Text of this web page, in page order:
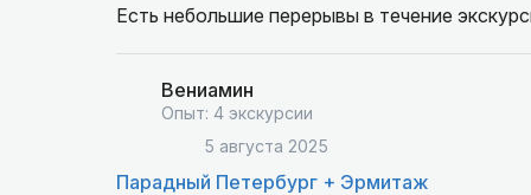
Есть небольшие перерывы в течение
Вениамин
Опыт: 4 экскурсии
5 августа 2025
Парадный Петербург + Эрмитаж